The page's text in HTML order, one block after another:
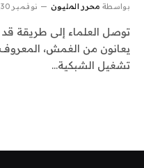
بواسطة محرر المليون نوفمبر 30, 2025
توصل العلماء إلى طريقة
يعانون من الغمش،
تشغيل الشبكية…